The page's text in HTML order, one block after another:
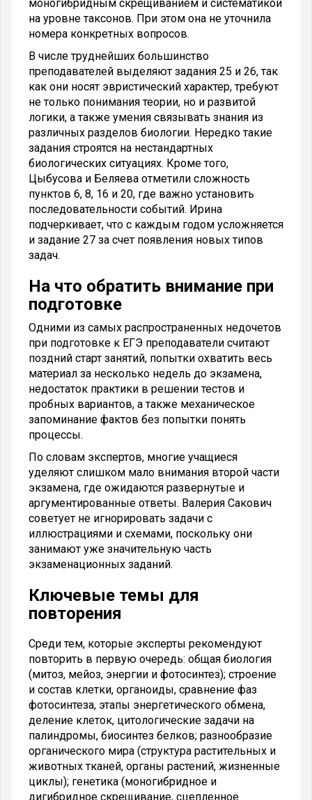
моногибридным скрещиванием и систематикой
на уровне таксонов. При этом она не уточнила
номера конкретных вопросов.
В числе труднейших большинство
преподавателей выделяют задания 25 и 26, так
как они носят эвристический характер, требуют
не только понимания теории, но и развитой
логики, а также умения связывать знания из
различных разделов биологии. Нередко такие
задания строятся на нестандартных
биологических ситуациях. Кроме того,
Цыбусова и Беляева отметили сложность
пунктов 6, 8, 16 и 20, где важно установить
последовательности событий. Ирина
подчеркивает, что с каждым годом усложняется
и задание 27 за счет появления новых типов
задач.
На что обратить внимание при
подготовке
Одними из самых распространенных недочетов
при подготовке к ЕГЭ преподаватели считают
поздний старт занятий, попытки охватить весь
материал за несколько недель до экзамена,
недостаток практики в решении тестов и
пробных вариантов, а также механическое
запоминание фактов без попытки понять
процессы.
По словам экспертов, многие учащиеся
уделяют слишком мало внимания второй части
экзамена, где ожидаются развернутые и
аргументированные ответы. Валерия Сакович
советует не игнорировать задачи с
иллюстрациями и схемами, поскольку они
занимают уже значительную часть
экзаменационных заданий.
Ключевые темы для
повторения
Среди тем, которые эксперты рекомендуют
повторить в первую очередь: общая биология
(митоз, мейоз, энергии и фотосинтез); строение
и состав клетки, органоиды, сравнение фаз
фотосинтеза, этапы энергетического обмена,
деление клеток, цитологические задачи на
палиндромы, биосинтез белков; разнообразие
органического мира (структура растительных и
животных тканей, органы растений, жизненные
циклы); генетика (моногибридное и
дигибридное скрещивание, сцепленное